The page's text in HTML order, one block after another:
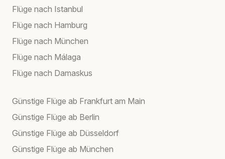
Flüge nach Istanbul
Flüge nach Hamburg
Flüge nach München
Flüge nach Málaga
Flüge nach Damaskus
Günstige Flüge ab Frankfurt am Main
Günstige Flüge ab Berlin
Günstige Flüge ab Düsseldorf
Günstige Flüge ab München